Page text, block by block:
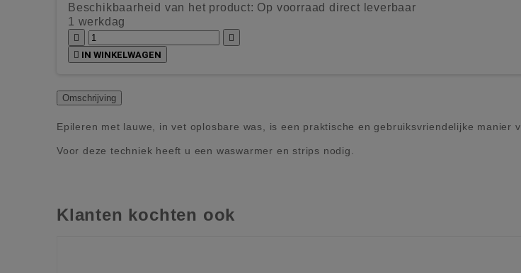
Beschikbaarheid van het product: Op voorraad direct leverbaar
1 werkdag


 IN WINKELWAGEN
Omschrijving
Epileren met lauwe, in vet oplosbare was, is een praktische en gebruiksvriendelijke manier
Voor deze techniek heeft u een waswarmer en strips nodig.
Klanten kochten ook